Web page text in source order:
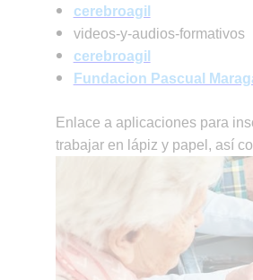
cerebroagil
videos-y-audios-formativos
cerebroagil
Fundacion Pascual
Enlace a aplicaciones para
trabajar en lápiz y papel, así